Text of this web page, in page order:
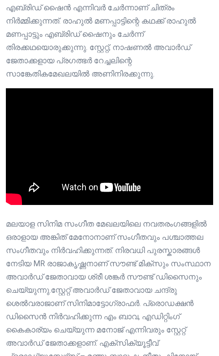
എബ്രിഡ് ഷൈൻ എന്നിവർ ചേർന്നാണ് ചിത്രം
നിർമ്മിക്കുന്നത്. രാഹുൽ മണപ്പാട്ടിന്റെ കഥക്ക് രാഹുൽ
മണപ്പാട്ടും എബ്രിഡ് ഷൈനും ചേർന്ന്
തിരക്കഥയൊരുക്കുന്നു. സ്റ്റേറ്റ്, നാഷണൽ അവാർഡ്
ജേതാക്കളായ പ്രഗത്ഭർ റേച്ചലിന്റെ
സാങ്കേതികമേഖലയിൽ അണിനിരക്കുന്നു.
മലയാള സിനിമ സംഗീത മേഖലയിലെ നവതരംഗങ്ങളിൽ
ഒരാളായ അങ്കിത് മേനോനാണ് സംഗീതവും പശ്ചാത്തല
സംഗീതവും നിർവഹിക്കുന്നത്. നിരവധി പുരസ്കാരങ്ങൾ
നേടിയ MR രാജാകൃഷ്ണനാണ് സൗണ്ട് മിക്‌സും സംസ്ഥാന
അവാർഡ് ജേതാവായ ശ്രീ ശങ്കർ സൗണ്ട് ഡിസൈനും
ചെയ്യുന്നു.സ്റ്റേറ്റ് അവാർഡ് ജേതാവായ ചന്ദ്രു
ശെൽവരാജാണ് സിനിമാട്ടോഗ്രാഫർ. പ്രൊഡക്ഷൻ
ഡിസൈൻ നിർവഹിക്കുന്ന എം ബാവ, എഡിറ്റിംഗ്
കൈകാര്യം ചെയ്യുന്ന മനോജ് എന്നിവരും സ്റ്റേറ്റ്
അവാർഡ് ജേതാക്കളാണ്. എക്സിക്യൂട്ടീവ്